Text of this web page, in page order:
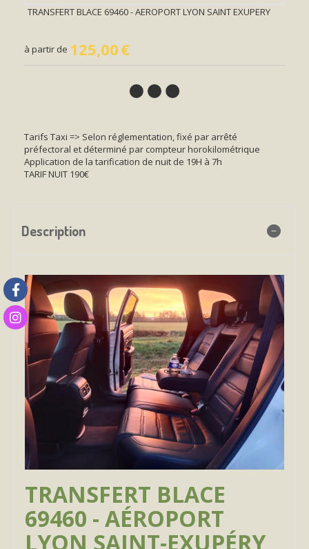
TRANSFERT BLACE 69460 - AEROPORT LYON SAINT EXUPERY
à partir de 125,00€
Tarifs Taxi => Selon réglementation, fixé par arrêté
préfectoral et déterminé par compteur horokilométrique
Application de la tarification de nuit de 19H à 7h
TARIF NUIT 190€
Description
TRANSFERT BLACE
69460 - AÉROPORT
LYON SAINT-EXUPÉRY